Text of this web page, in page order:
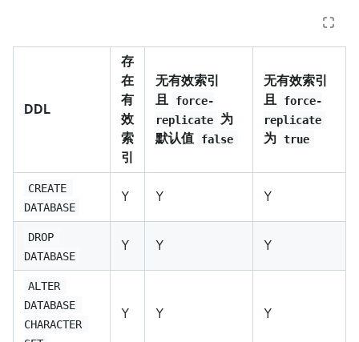
DDL
存
在
有
效
索
引
无有效索引
且
force-
replicate
为
默认值
false
无有效索引
且
force-
replicate
为 true
CREATE
DATABASE
Y Y Y
DROP
DATABASE
Y Y Y
ALTER
DATABASE
CHARACTER
Y Y Y